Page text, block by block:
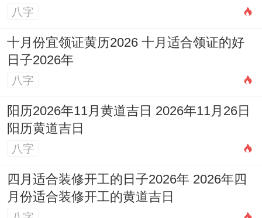
八字
十月份宜领证黄历2026 十月适合领证的好
日子2026年
八字
阳历2026年11月黄道吉日 2026年11月26日
阳历黄道吉日
八字
四月适合装修开工的日子2026年 2026年四
月份适合装修开工的黄道吉日